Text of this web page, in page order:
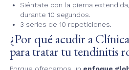
Siéntate con la pierna
durante 10 segundos.
3 series de 10 repeticiones.
¿Por qué acudir a
para tratar tu tendinitis